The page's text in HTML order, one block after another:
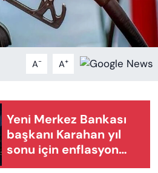
A- A+
Yeni Merkez Bankası
başkanı Karahan yıl
sonu için enflasyon
tahminlerini açıkladı